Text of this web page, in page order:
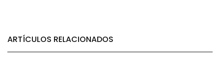
ARTÍCULOS RELACIONADOS